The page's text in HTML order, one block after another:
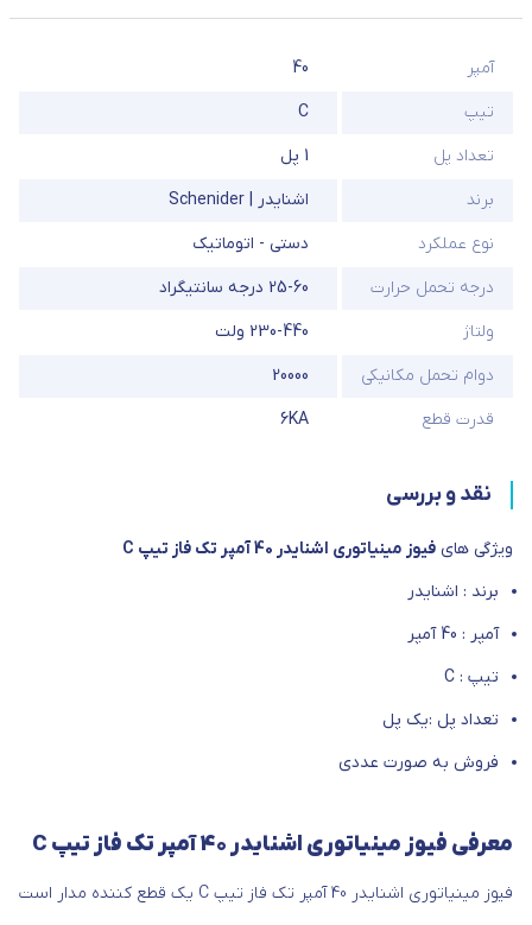
آمپر
40
تیپ
C
تعداد پل
1 پل
برند
اشنایدر | Schenider
نوع عملکرد
دستی - اتوماتیک
درجه تحمل حرارت
25-60 درجه سانتیگراد
ولتاژ
230-440 ولت
دوام تحمل مکانیکی
20000
قدرت قطع
6KA
نقد و بررسی
ویژگی های فیوز مینیاتوری اشنایدر 40 آمپر تک فاز تیپ C
برند : اشنایدر
آمپر : 40 آمپر
تیپ : C
تعداد پل :یک پل
فروش به صورت عددی
معرفی فیوز مینیاتوری اشنایدر 40 آمپر تک فاز تیپ C
فیوز مینیاتوری اشنایدر 40 آمپر تک فاز تیپ C یک قطع کننده مدار است